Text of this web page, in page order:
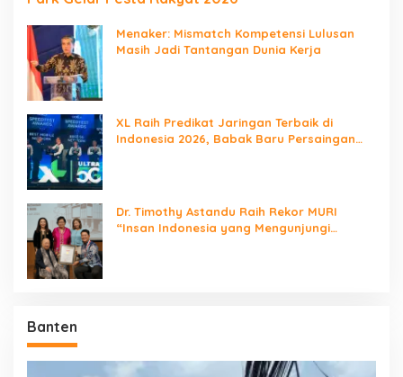
Menaker: Mismatch Kompetensi Lulusan
Masih Jadi Tantangan Dunia Kerja
XL Raih Predikat Jaringan Terbaik di
Indonesia 2026, Babak Baru Persaingan
Dr. Timothy Astandu Raih Rekor MURI
“Insan Indonesia yang Mengunjungi
Banten